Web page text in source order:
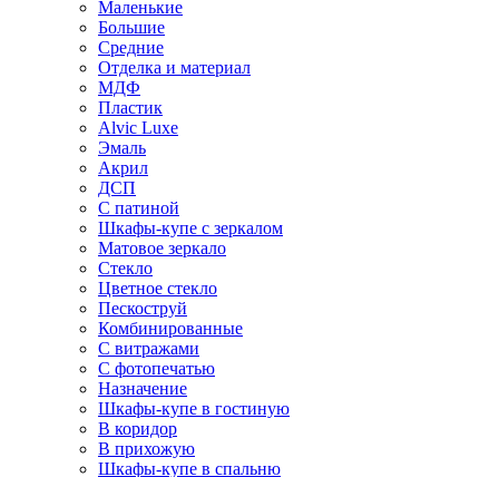
Маленькие
Большие
Средние
Отделка и материал
МДФ
Пластик
Alvic Luxe
Эмаль
Акрил
ДСП
С патиной
Шкафы-купе с зеркалом
Матовое зеркало
Стекло
Цветное стекло
Пескоструй
Комбинированные
С витражами
С фотопечатью
Назначение
Шкафы-купе в гостиную
В коридор
В прихожую
Шкафы-купе в спальню